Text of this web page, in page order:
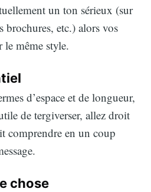
un ton sérieux (sur
brochures, etc.) alors vos
même style.
d’espace et de longueur,
de tergiverser, allez droit
comprendre en un coup
chose